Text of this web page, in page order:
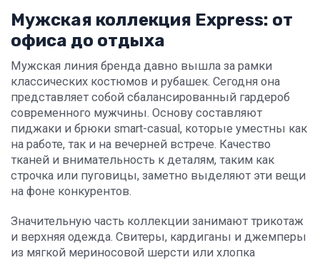
Мужская коллекция Express: от
офиса до отдыха
Мужская линия бренда давно вышла за рамки
классических костюмов и рубашек. Сегодня она
представляет собой сбалансированный гардероб
современного мужчины. Основу составляют
пиджаки и брюки smart-casual, которые уместны как
на работе, так и на вечерней встрече. Качество
тканей и внимательность к деталям, таким как
строчка или пуговицы, заметно выделяют эти вещи
на фоне конкурентов.
Значительную часть коллекции занимают трикотаж
и верхняя одежда. Свитеры, кардиганы и джемперы
из мягкой мериносовой шерсти или хлопка